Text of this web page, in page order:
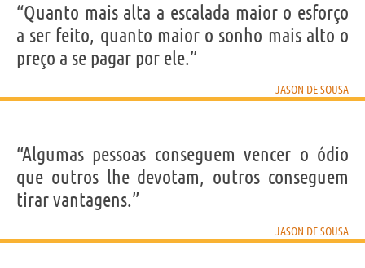
“Quanto mais alta a escalada maior o esforço
a ser feito, quanto maior o sonho mais alto o
preço a se pagar por ele.”
JASON DE SOUSA
“Algumas pessoas conseguem vencer o ódio
que outros lhe devotam, outros conseguem
tirar vantagens.”
JASON DE SOUSA